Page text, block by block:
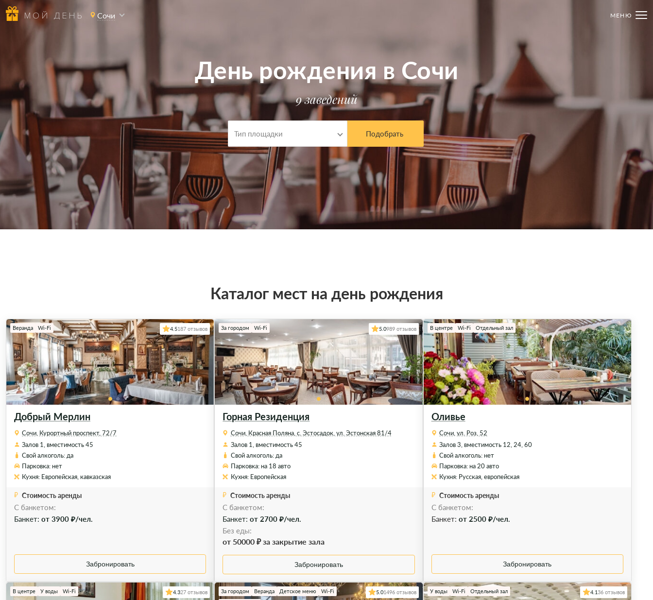
МОЙ ДЕНЬ Сочи МЕНЮ
День рождения в Сочи
9 заведений
Тип площадки Подобрать
Каталог мест на день рождения
Добрый Мерлин
Веранда Wi-Fi 4.5187 отзывов
Сочи, Курортный проспект, 72/7
Залов 1, вместимость 45
Свой алкоголь: да
Парковка: нет
Кухня: Европейская, кавказская
Стоимость аренды
C банкетом:
Банкет: от 3900 ₽/чел.
Забронировать
Горная Резиденция
За городом Wi-Fi 5.0989 отзывов
Сочи, Красная Поляна, с. Эстосадок, ул. Эстонская 81/4
Залов 1, вместимость 45
Свой алкоголь: да
Парковка: на 18 авто
Кухня: Европейская
Стоимость аренды
C банкетом:
Банкет:от 2700 ₽/чел.
Без еды:
от 50000 ₽ за закрытие зала
Забронировать
Оливье
В центре Wi-Fi Отдельный зал
Сочи, ул. Роз, 52
Залов 3, вместимость 12, 24, 60
Свой алкоголь: нет
Парковка: на 20 авто
Кухня: Русская, европейская
Стоимость аренды
С банкетом:
Банкет: от 2500 ₽/чел.
Забронировать
В центре У воды Wi-Fi 4.327 отзывов За городом Веранда Детское меню
Wi-Fi
5.01496 отзывов У воды Wi-Fi Отдельный зал 4.136 отзывов